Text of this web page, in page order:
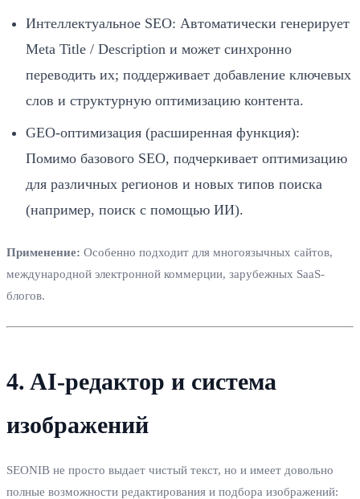
Интеллектуальное SEO: Автоматически генерирует
Meta Title / Description и может синхронно
переводить их; поддерживает добавление ключевых
слов и структурную оптимизацию контента.
GEO-оптимизация (расширенная функция):
Помимо базового SEO, подчеркивает оптимизацию
для различных регионов и новых типов поиска
(например, поиск с помощью ИИ).
Применение: Особенно подходит для многоязычных сайтов,
международной электронной коммерции, зарубежных SaaS-
блогов.
4. AI-редактор и система
изображений
SEONIB не просто выдает чистый текст, но и имеет довольно
полные возможности редактирования и подбора изображений: